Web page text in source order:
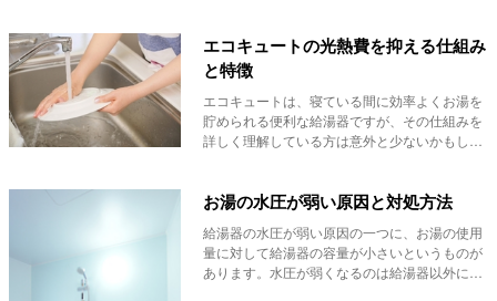
エコキュートの光熱費を抑える仕組み
と特徴
エコキュートは、寝ている間に効率よくお湯を
貯められる便利な給湯器ですが、その仕組みを
詳しく理解している方は意外と少ないかもしれ
お湯の水圧が弱い原因と対処方法
給湯器の水圧が弱い原因の一つに、お湯の使用
量に対して給湯器の容量が小さいというものが
あります。水圧が弱くなるのは給湯器以外にも